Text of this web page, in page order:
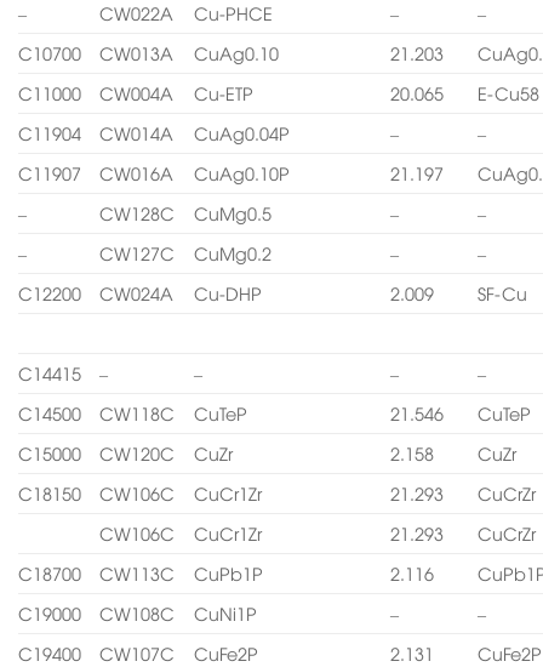
–
CW022A Cu-PHCE –
–
C10700
CW013A CuAg0.10 21.203
C11000
CW004A Cu-ETP 20.065
E-Cu58
C11904
CW014A CuAg0.04P –
–
C11907
CW016A CuAg0.10P 21.197
–
CW128C CuMg0.5 –
–
–
CW127C CuMg0.2 –
–
C12200
CW024A Cu-DHP 2.009 SF-Cu
C14415 – – –
–
C14500
CW118C CuTeP 21.546
CuTeP
C15000
CW120C CuZr 2.158
CuZr
C18150
CW106C CuCr1Zr 21.293
CuCrZr
CW106C
CuCr1Zr 21.293
CuCrZr
C18700
CW113C CuPb1P 2.116
C19000
CW108C CuNi1P –
–
C19400
CW107C CuFe2P 2.131 CuFe2P